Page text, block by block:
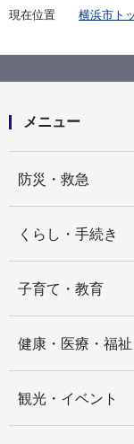
現在位置 横浜市ト
建築・宅
省エネ住
メニュー
防災・救急
くらし・手続き
子育て・教育
健康・医療・福祉
観光・イベント